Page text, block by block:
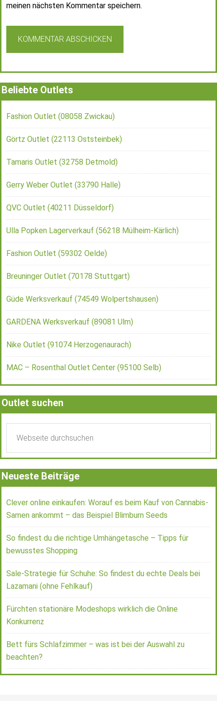
meinen nächsten Kommentar speichern.
Beliebte Outlets
Fashion Outlet (08058 Zwickau)
Görtz Outlet (22113 Oststeinbek)
Tamaris Outlet (32758 Detmold)
Gerry Weber Outlet (33790 Halle)
QVC Outlet (40211 Düsseldorf)
Ulla Popken Lagerverkauf (56218 Mülheim-Kärlich)
Fashion Outlet (59302 Oelde)
Breuninger Outlet (70178 Stuttgart)
Güde Werksverkauf (74549 Wolpertshausen)
GARDENA Werksverkauf (89081 Ulm)
Nike Outlet (91074 Herzogenaurach)
MAC – Rosenthal Outlet Center (95100 Selb)
Outlet suchen
Neueste Beiträge
Clever online einkaufen: Worauf es beim Kauf von Cannabis-
Samen ankommt – das Beispiel Blimburn Seeds
So findest du die richtige Umhängetasche – Tipps für
bewusstes Shopping
Sale-Strategie für Schuhe: So findest du echte Deals bei
Lazamani (ohne Fehlkauf)
Fürchten stationäre Modeshops wirklich die Online
Konkurrenz
Bett fürs Schlafzimmer – was ist bei der Auswahl zu
beachten?